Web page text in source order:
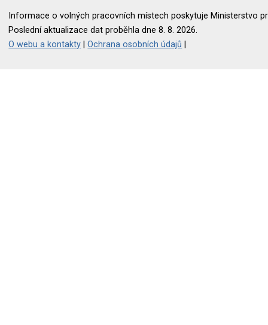
Informace o volných pracovních místech poskytuje Ministerstvo
Poslední aktualizace dat proběhla dne 8. 8. 2026.
O webu a kontakty |Ochrana osobních údajů